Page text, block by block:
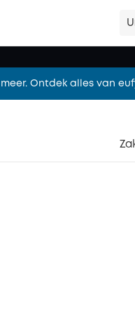
het complete
Ontdek alles van
S2，Shop nu!